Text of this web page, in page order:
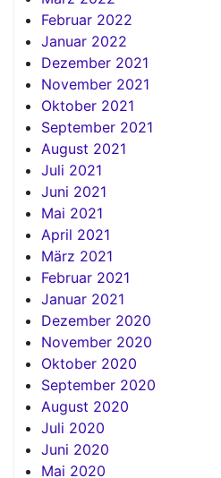
Februar 2022
Januar 2022
Dezember 2021
November 2021
Oktober 2021
September 2021
August 2021
Juli 2021
Juni 2021
Mai 2021
April 2021
März 2021
Februar 2021
Januar 2021
Dezember 2020
November 2020
Oktober 2020
September 2020
August 2020
Juli 2020
Juni 2020
Mai 2020